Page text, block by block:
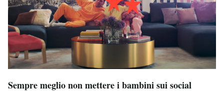
Sempre meglio non mettere i bambini sui social